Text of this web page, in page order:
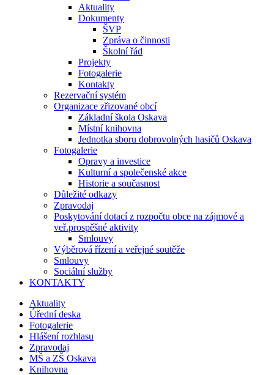
Aktuality
Dokumenty
ŠVP
Zpráva o činnosti
Školní řád
Projekty
Fotogalerie
Kontakty
Rezervační systém
Organizace zřizované obcí
Základní škola Oskava
Místní knihovna
Jednotka sboru dobrovolných hasičů Oskava
Fotogalerie
Opravy a investice
Kulturní a společenské akce
Historie a současnost
Důležité odkazy
Zpravodaj
Poskytování dotací z rozpočtu obce na zájmové a
veř.prospěšné aktivity
Smlouvy
Výběrová řízení a veřejné soutěže
Smlouvy
Sociální služby
KONTAKTY
Aktuality
Úřední deska
Fotogalerie
Hlášení rozhlasu
Zpravodaj
MŠ a ZŠ Oskava
Knihovna